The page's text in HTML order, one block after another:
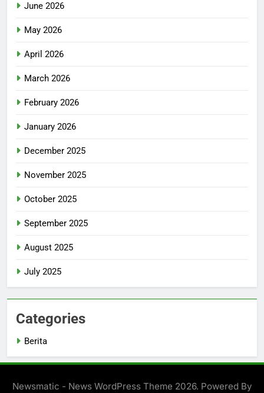
June 2026
May 2026
April 2026
March 2026
February 2026
January 2026
December 2025
November 2025
October 2025
September 2025
August 2025
July 2025
Categories
Berita
Newsmatic - News WordPress Theme 2026. Powered By